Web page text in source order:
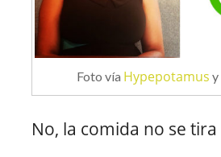
Foto vía Hypepotamus y
No, la comida no se tira